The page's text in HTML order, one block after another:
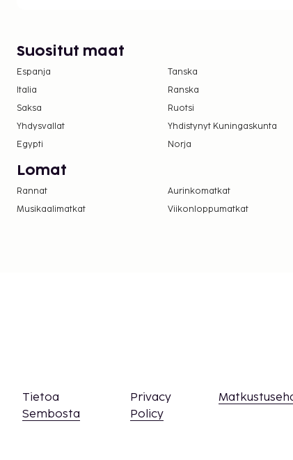
Suositut maat
Espanja Tanska
Italia
Ranska
Saksa
Ruotsi
Yhdysvallat
Yhdistynyt Kuningaskunta
Egypti
Norja
Lomat
Rannat Aurinkomatkat
Musikaalimatkat
Viikonloppumatkat
Tietoa
Sembosta
Privacy
Policy